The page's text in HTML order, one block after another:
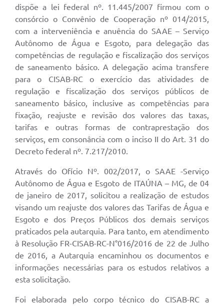
dispõe a lei federal nº. 11.445/2007 firmou com o
consórcio o Convênio de Cooperação nº 014/2015,
com a interveniência e anuência do SAAE – Serviço
Autônomo de Água e Esgoto, para delegação das
competências de regulação e fiscalização dos serviços
de saneamento básico. A delegação acima transfere
para o CISAB-RC o exercício das atividades de
regulação e fiscalização dos serviços públicos de
saneamento básico, inclusive as competências para
fixação, reajuste e revisão dos valores das taxas,
tarifas e outras formas de contraprestação dos
serviços, em consonância com o inciso II do Art. 31 do
Decreto federal nº. 7.217/2010.
Através do Ofício Nº. 002/2017, o SAAE -Serviço
Autônomo de Água e Esgoto de ITAÚNA – MG, de 04
de janeiro de 2017, solicitou a realização de estudos
visando um reajuste dos valores das Tarifas de Água e
Esgoto e dos Preços Públicos dos demais serviços
praticados pela autarquia. Para tanto, em atendimento
à Resolução FR-CISAB-RC-N°016/2016 de 22 de Julho
de 2016, a Autarquia encaminhou os documentos e
informações necessárias para os estudos relativos a
esta solicitação.
Foi elaborada pelo corpo técnico do CISAB-RC a